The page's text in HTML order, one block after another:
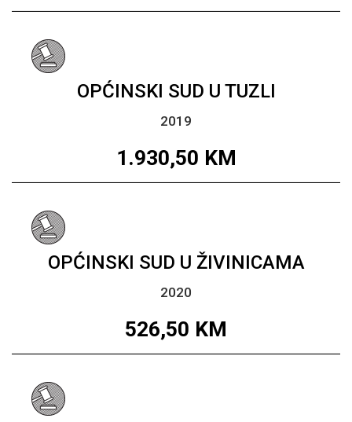
OPĆINSKI SUD U TUZLI
2019
1.930,50 KM
OPĆINSKI SUD U ŽIVINICAMA
2020
526,50 KM